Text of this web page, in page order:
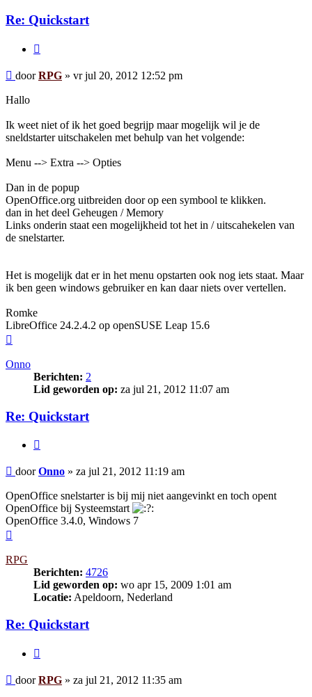
Re: Quickstart
Bericht
doorRPG » vr jul 20, 2012 12:52 pm
Hallo
Ik weet niet of ik het goed begrijp maar mogelijk wil je de
sneldstarter uitschakelen met behulp van het volgende:
Menu --> Extra --> Opties
Dan in de popup
OpenOffice.org uitbreiden door op een symbool te klikken.
dan in het deel Geheugen / Memory
Links onderin staat een mogelijkheid tot het in / uitscahekelen van
de snelstarter.
Het is mogelijk dat er in het menu opstarten ook nog iets staat. Maar
ik ben geen windows gebruiker en kan daar niets over vertellen.
Romke
LibreOffice 24.2.4.2 op openSUSE Leap 15.6
Onno
Berichten: 2
Lid geworden op: za jul 21, 2012 11:07 am
Re: Quickstart
Bericht
doorOnno » za jul 21, 2012 11:19 am
OpenOffice snelstarter is bij mij niet aangevinkt en toch opent
OpenOffice bij Systeemstart
OpenOffice 3.4.0, Windows 7
RPG
Berichten: 4726
Lid geworden op: wo apr 15, 2009 1:01 am
Locatie: Apeldoorn, Nederland
Re: Quickstart
Bericht
doorRPG » za jul 21, 2012 11:35 am